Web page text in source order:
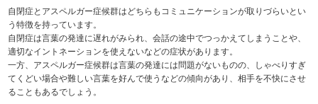
自閉症とアスペルガー症候群はどちらもコミュニケーションが取りづらいとい
う特徴を持っています。
自閉症は言葉の発達に遅れがみられ、会話の途中でつっかえてしまうことや、
適切なイントネーションを使えないなどの症状があります。
一方、アスペルガー症候群は言葉の発達には問題がないものの、しゃべりすぎ
てくどい場合や難しい言葉を好んで使うなどの傾向があり、相手を不快にさせ
ることもあるでしょう。